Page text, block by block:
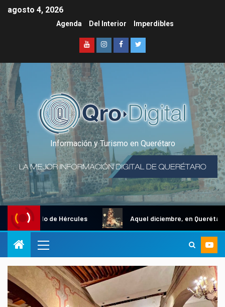
agosto 4, 2026
Agenda Del Interior Imperdibles
Información y Turismo en Querétaro
Gallo de Hércules Aquel diciembre, en Querétaro